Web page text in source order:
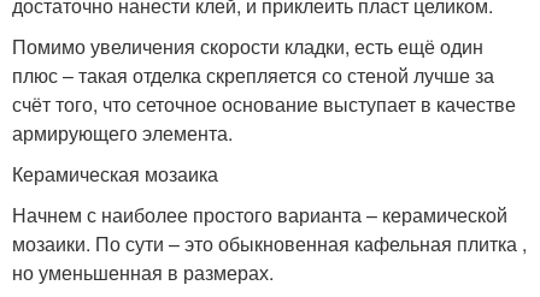
Помимо увеличения скорости кладки, есть ещё один
плюс – такая отделка скрепляется со стеной лучше за
счёт того, что сеточное основание выступает в качестве
армирующего элемента.
Керамическая мозаика
Начнем с наиболее простого варианта – керамической
мозаики. По сути – это обыкновенная кафельная плитка ,
но уменьшенная в размерах.